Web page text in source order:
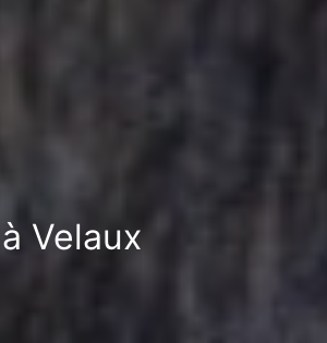
Velaux